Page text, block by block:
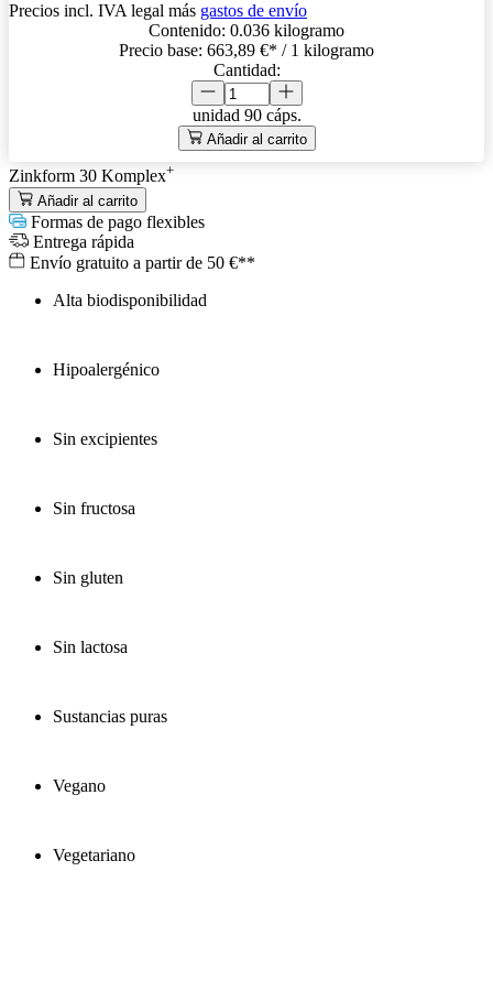
Precios incl. IVA legal más gastos de envío
Contenido: 0.036 kilogramo
Precio base: 663,89 €* / 1 kilogramo
Cantidad:
unidad 90 cáps.
Añadir al carrito
Zinkform 30 Komplex+
Añadir al carrito
Formas de pago flexibles
Entrega rápida
Envío gratuito a partir de 50 €**
Alta biodisponibilidad
Hipoalergénico
Sin excipientes
Sin fructosa
Sin gluten
Sin lactosa
Sustancias puras
Vegano
Vegetariano